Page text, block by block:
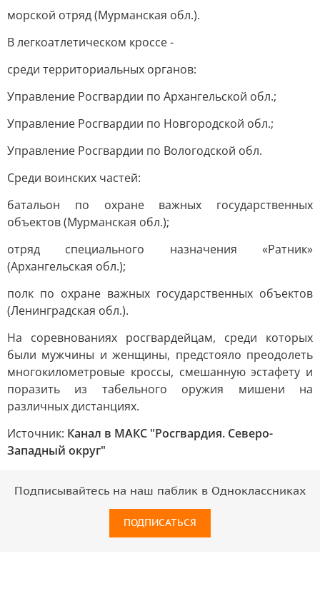
морской отряд (Мурманская обл.).
В легкоатлетическом кроссе -
среди территориальных органов:
Управление Росгвардии по Архангельской обл.;
Управление Росгвардии по Новгородской обл.;
Управление Росгвардии по Вологодской обл.
Среди воинских частей:
батальон по охране важных государственных
объектов (Мурманская обл.);
отряд специального назначения «Ратник»
(Архангельская обл.);
полк по охране важных государственных объектов
(Ленинградская обл.).
На соревнованиях росгвардейцам, среди которых
были мужчины и женщины, предстояло преодолеть
многокилометровые кроссы, смешанную эстафету и
поразить из табельного оружия мишени на
различных дистанциях.
Источник: Канал в МАКС "Росгвардия. Северо-
Западный округ"
Подписывайтесь на наш паблик в Одноклассниках
ПОДПИСАТЬСЯ